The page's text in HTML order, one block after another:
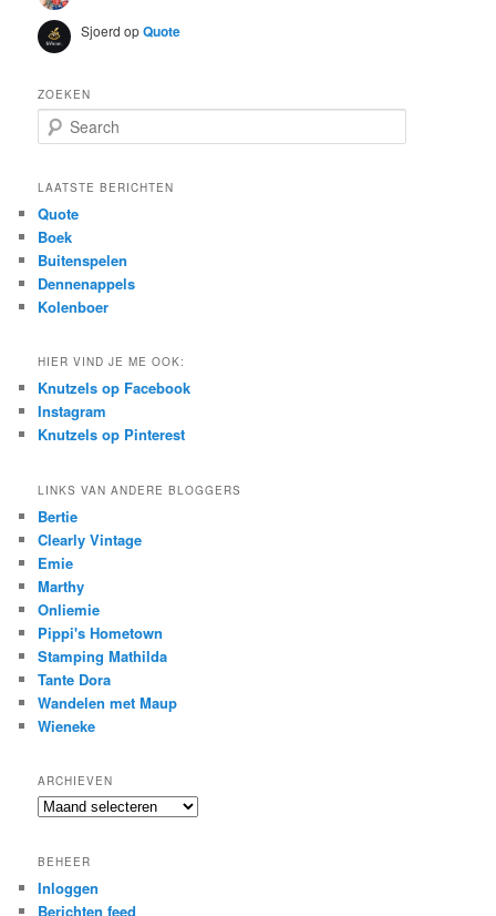
Sjoerd opQuote
ZOEKEN
e
r
h
LAATSTE BERICHTEN
Quote
Boek
Buitenspelen
Dennenappels
Kolenboer
HIER VIND JE ME OOK:
Knutzels op Facebook
Instagram
Knutzels op Pinterest
LINKS VAN ANDERE BLOGGERS
Bertie
Clearly Vintage
Emie
Marthy
Onliemie
Pippi's Hometown
Stamping Mathilda
Tante Dora
Wandelen met Maup
Wieneke
ARCHIEVEN
Archieven
BEHEER
Inloggen
Berichten feed